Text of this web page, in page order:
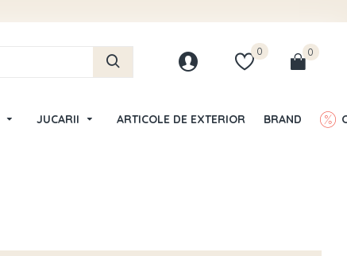
0 0
JUCARII ARTICOLE DE EXTERIOR BRAND